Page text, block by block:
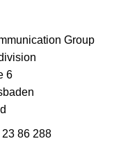
Group
6
86 288